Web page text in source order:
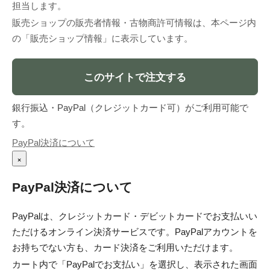
担当します。
販売ショップの販売者情報・古物商許可情報は、本ページ内
の「販売ショップ情報」に表示しています。
このサイトで注文する
銀行振込・PayPal（クレジットカード可）がご利用可能で
す。
PayPal決済について
×
PayPal決済について
PayPalは、クレジットカード・デビットカードでお支払いい
ただけるオンライン決済サービスです。PayPalアカウントを
お持ちでない方も、カード決済をご利用いただけます。
カート内で「PayPalでお支払い」を選択し、表示された画面